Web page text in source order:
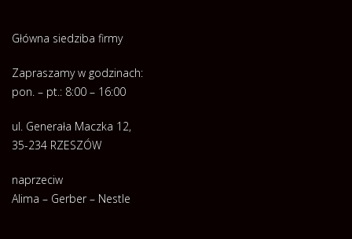
Główna siedziba firmy
Zapraszamy w godzinach:
pon. – pt.: 8:00 – 16:00
ul. Generała Maczka 12,
35-234 RZESZÓW
naprzeciw
Alima – Gerber – Nestle